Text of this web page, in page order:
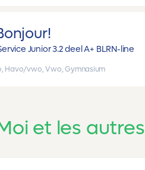
Junior 3.2 deel A+ BLRN-line
Havo/vwo, Vwo, Gymnasium
et les autres